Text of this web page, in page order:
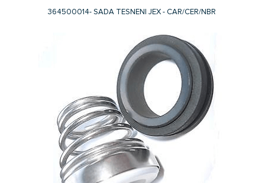
364500014- SADA TESNENI JEX - CAR/CER/NBR